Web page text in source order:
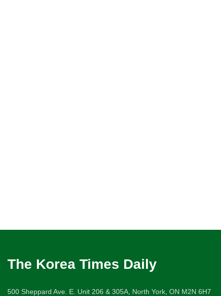
The Korea Times Daily
500 Sheppard Ave. E. Unit 206 & 305A, North York, ON M2N 6H7